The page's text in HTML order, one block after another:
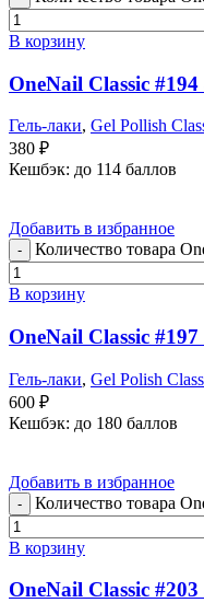
В корзину
OneNail Classic #194
Гель-лаки, Gel Pollish
380 ₽
Кешбэк: до 114 баллов
Добавить в избранное
Количество товара
В корзину
OneNail Classic
Гель-лаки, Gel Polish
600 ₽
Кешбэк: до 180 баллов
Добавить в избранное
Количество товара
В корзину
OneNail Classic